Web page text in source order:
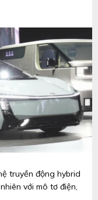
truyền động hybrid
với mô tơ điện,